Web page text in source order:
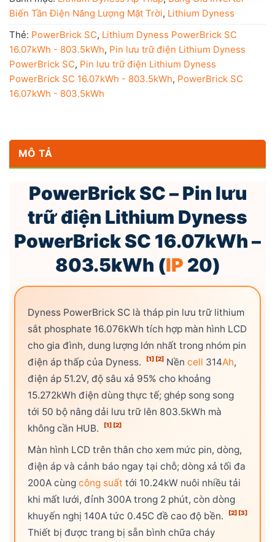
Biến Tần Điện Năng Lượng Mặt Trời, Lithium Dyness
Thẻ: PowerBrick SC, Lithium Dyness PowerBrick SC
16.07kWh - 803.5kWh, Pin lưu trữ điện Lithium Dyness
PowerBrick SC, Pin lưu trữ điện Lithium Dyness
PowerBrick SC 16.07kWh - 803.5kWh, PowerBrick SC
16.07kWh - 803.5kWh
MÔ TẢ
PowerBrick SC – Pin lưu
trữ điện Lithium Dyness
PowerBrick SC 16.07kWh –
803.5kWh (IP 20)
Dyness PowerBrick SC là tháp pin lưu trữ lithium
sắt phosphate 16.076kWh tích hợp màn hình LCD
cho gia đình, dung lượng lớn nhất trong nhóm pin
điện áp thấp của Dyness.
[1] [2] Nền cell 314Ah,
điện áp 51.2V, độ sâu xả 95% cho khoảng
15.272kWh điện dùng thực tế; ghép song song
tới 50 bộ nâng dải lưu trữ lên 803.5kWh mà
không cần HUB.
[1] [2]
Màn hình LCD trên thân cho xem mức pin, dòng,
điện áp và cảnh báo ngay tại chỗ; dòng xả tối đa
200A cùng công suất tới 10.24kW nuôi nhiều tải
khi mất lưới, đỉnh 300A trong 2 phút, còn dòng
khuyến nghị 140A tức 0.45C đề cao độ bền.
[2] [3]
Thiết bị được trang bị sẵn bình chữa cháy